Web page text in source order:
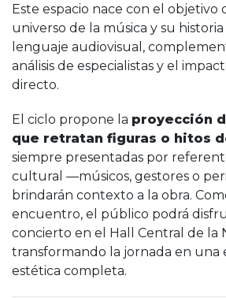
Este espacio nace con el objetivo
universo de la música y su historia
lenguaje audiovisual,
análisis de especialistas y el
directo.
El ciclo propone la proyección
que retratan figuras o hitos
siempre presentadas por
cultural —músicos, gestores o
brindarán contexto a la obra.
encuentro, el público podrá
concierto en el Hall Central de la
transformando la jornada en una
estética completa.